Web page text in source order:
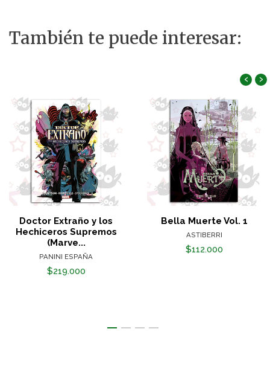
También te puede interesar:
Doctor Extraño y los
Hechiceros Supremos
(Marve...
PANINI ESPAÑA
$219.000
Bella Muerte Vol. 1
ASTIBERRI
$112.000
‹ ›